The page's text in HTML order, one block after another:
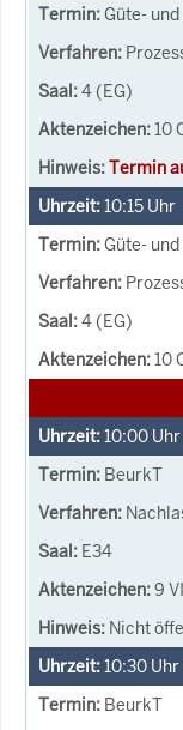
Güte-
4 (EG)
10
Termin
10:15 Uhr
Güte-
4 (EG)
10
10:00 Uhr
BeurkT
E34
9
Nicht
10:30 Uhr
BeurkT